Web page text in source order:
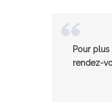
Pour
rendez-